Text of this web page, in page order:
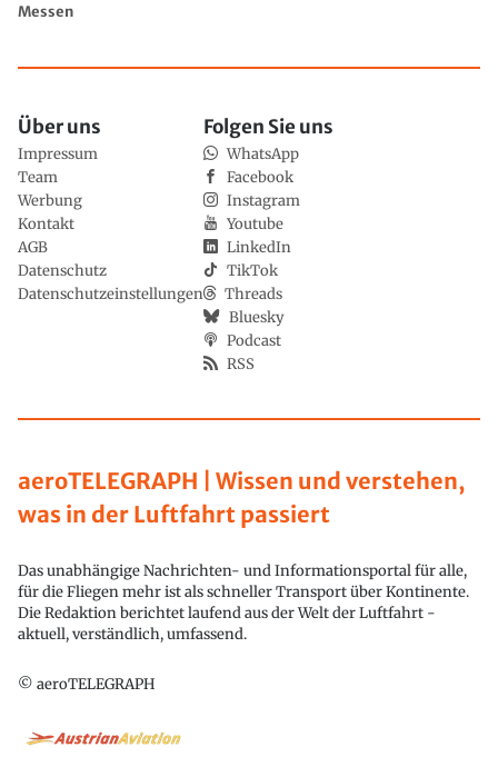
Messen
aeroTELEGRAPH | Wissen und verstehen,
was in der Luftfahrt passiert
Das unabhängige Nachrichten- und Informationsportal für alle,
für die Fliegen mehr ist als schneller Transport über Kontinente.
Die Redaktion berichtet laufend aus der Welt der Luftfahrt -
aktuell, verständlich, umfassend.
© aeroTELEGRAPH
Über uns
Impressum
Team
Werbung
Kontakt
AGB
Datenschutz
Datenschutzeinstellungen
Folgen Sie uns
WhatsApp
Facebook
Instagram
Youtube
LinkedIn
TikTok
Threads
Bluesky
Podcast
RSS